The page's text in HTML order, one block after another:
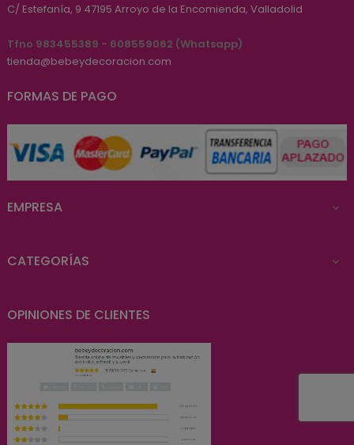
C/ Estefanía, 9 47195 Arroyo de la Encomienda, Valladolid
Tfno 983455389 - 608559062 (Whatsapp)
tienda@bebeydecoracion.com
FORMAS DE PAGO
EMPRESA 
CATEGORÍAS 
OPINIONES DE CLIENTES